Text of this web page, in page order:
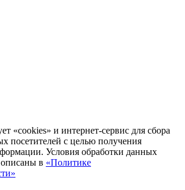
«cookies» и интернет-сервис для сбора
посетителей с целью получения
Условия обработки данных
описаны в «Политике